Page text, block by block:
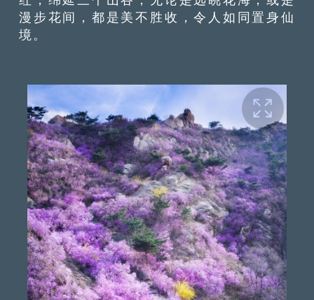
漫步花间，都是美不胜收，令人如同置身仙
境。